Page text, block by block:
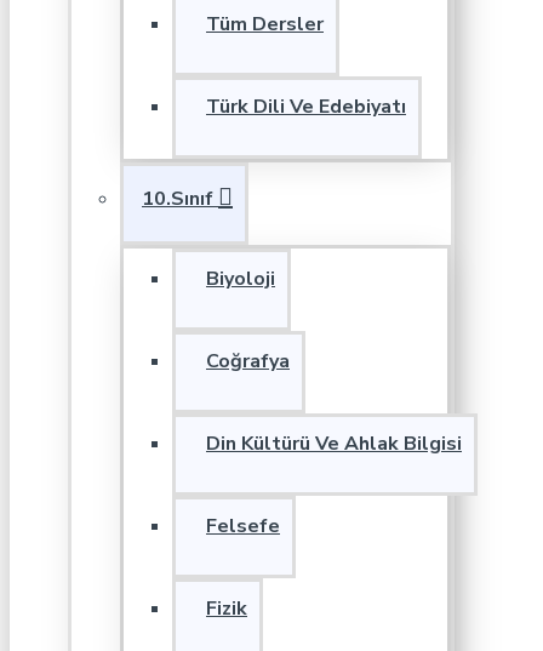
Tüm Dersler
Türk Dili Ve Edebiyatı
10.Sınıf
Biyoloji
Coğrafya
Din Kültürü Ve Ahlak Bilgisi
Felsefe
Fizik